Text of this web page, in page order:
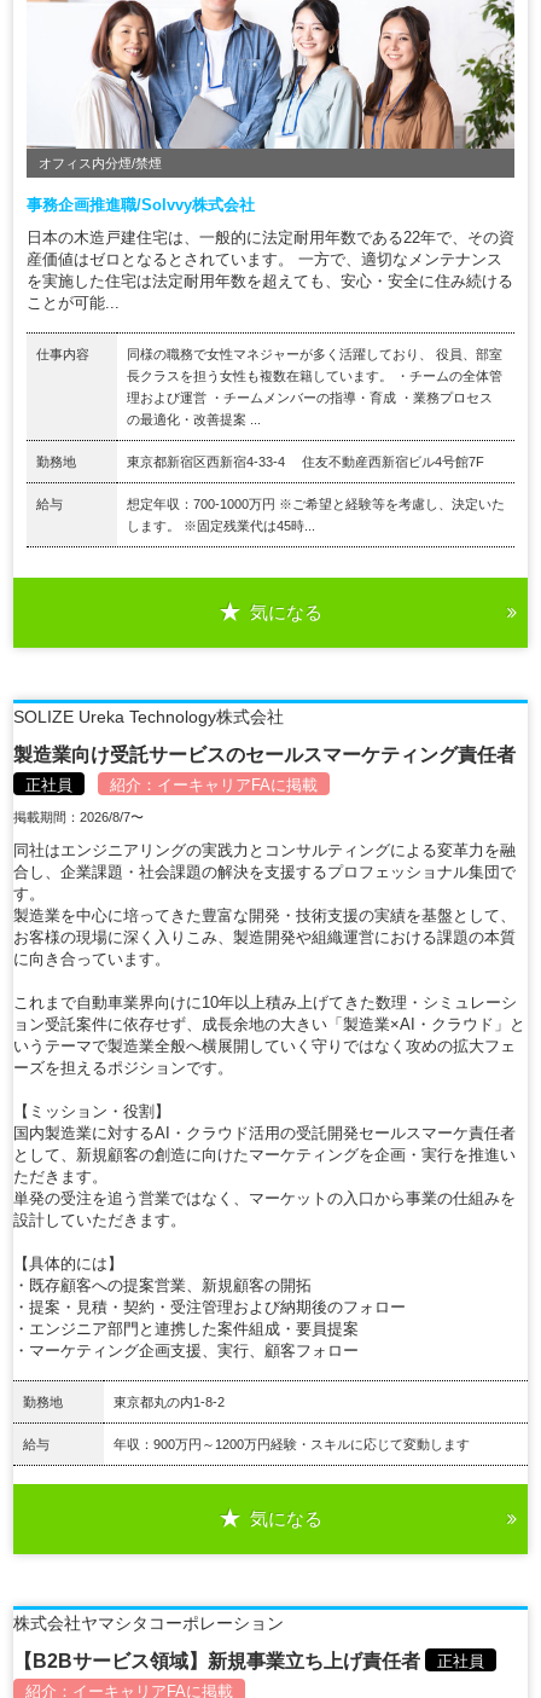
オフィス内分煙/禁煙
事務企画推進職/Solvvy株式会社
日本の木造戸建住宅は、一般的に法定耐用年数である22年で、その資
産価値はゼロとなるとされています。 一方で、適切なメンテナンス
を実施した住宅は法定耐用年数を超えても、安心・安全に住み続ける
ことが可能...
仕事内容
同様の職務で女性マネジャーが多く活躍しており、 役員、部室
長クラスを担う女性も複数在籍しています。 ・チームの全体管
理および運営 ・チームメンバーの指導・育成 ・業務プロセス
の最適化・改善提案 ...
勤務地 東京都新宿区西新宿4-33-4 住友不動産西新宿ビル4号館7F
給与
想定年収：700-1000万円 ※ご希望と経験等を考慮し、決定いた
します。 ※固定残業代は45時...
気になる
SOLIZE Ureka Technology株式会社
製造業向け受託サービスのセールスマーケティング責任者
正社員 紹介： イーキャリアFAに掲載
掲載期間：2026/8/7〜
同社はエンジニアリングの実践力とコンサルティングによる変革力を融
合し、企業課題・社会課題の解決を支援するプロフェッショナル集団で
す。
製造業を中心に培ってきた豊富な開発・技術支援の実績を基盤として、
お客様の現場に深く入りこみ、製造開発や組織運営における課題の本質
に向き合っています。
これまで自動車業界向けに10年以上積み上げてきた数理・シミュレーシ
ョン受託案件に依存せず、成長余地の大きい「製造業×AI・クラウド」と
いうテーマで製造業全般へ横展開していく守りではなく攻めの拡大フェ
ーズを担えるポジションです。
【ミッション・役割】
国内製造業に対するAI・クラウド活用の受託開発セールスマーケ責任者
として、新規顧客の創造に向けたマーケティングを企画・実行を推進い
ただきます。
単発の受注を追う営業ではなく、マーケットの入口から事業の仕組みを
設計していただきます。
【具体的には】
・既存顧客への提案営業、新規顧客の開拓
・提案・見積・契約・受注管理および納期後のフォロー
・エンジニア部門と連携した案件組成・要員提案
・マーケティング企画支援、実行、顧客フォロー
勤務地 東京都丸の内1-8-2
給与 年収：900万円～1200万円経験・スキルに応じて変動します
気になる
株式会社ヤマシタコーポレーション
【B2Bサービス領域】新規事業立ち上げ責任者
正社員
紹介： イーキャリアFAに掲載